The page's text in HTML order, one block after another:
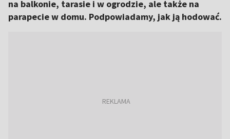
na balkonie, tarasie i w ogrodzie, ale także na
parapecie w domu. Podpowiadamy, jak ją hodować.